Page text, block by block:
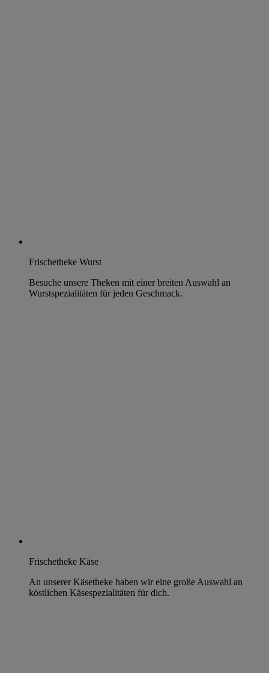
Frischetheke Wurst
Besuche unsere Theken mit einer breiten Auswahl an
Wurstspezialitäten für jeden Geschmack.
Frischetheke Käse
An unserer Käsetheke haben wir eine große Auswahl an
köstlichen Käsespezialitäten für dich.